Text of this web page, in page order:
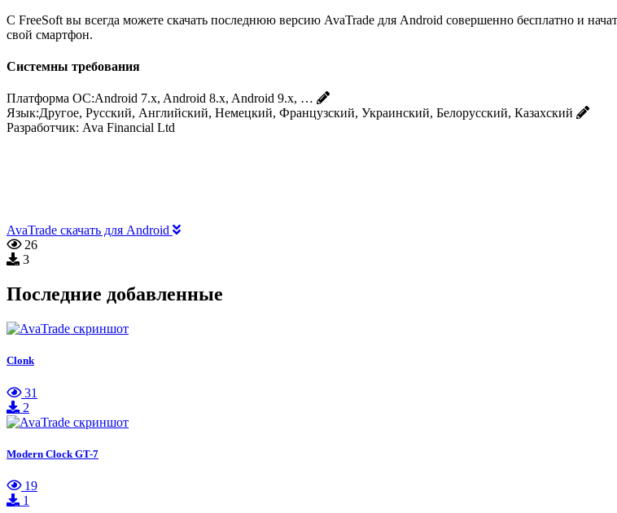
С FreeSoft вы всегда можете скачать последнюю версию AvaTrade для Android совершенно бесплатно и
свой смартфон.
Системны требования
Платформа ОС:Android 7.x, Android 8.x, Android 9.x, …
Язык:Другое, Русский, Английский, Немецкий, Французский, Украинский, Белорусский, Казахский
Разработчик: Ava Financial Ltd
AvaTrade скачать для Android
26
3
Последние добавленные
Clonk
31
2
Modern Clock GT-7
19
1